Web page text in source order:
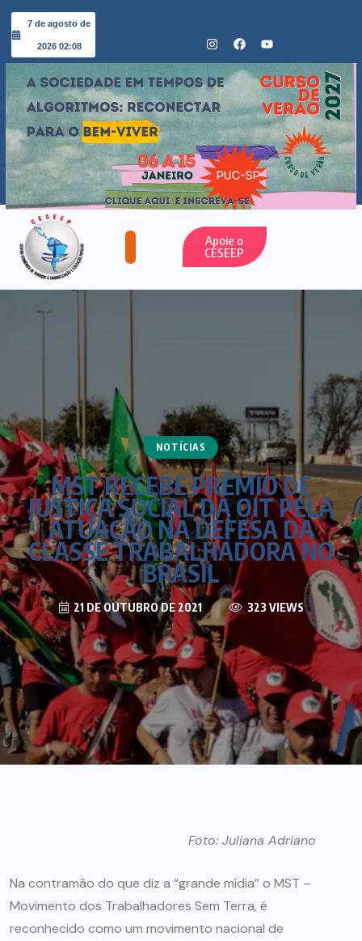
7 de agosto de
2026 02:08
Apoie o
CESEEP
NOTÍCIAS
MST RECEBE PRÊMIO DE
JUSTIÇA SOCIAL DA OIT PELA
ATUAÇÃO NA DEFESA DA
CLASSE TRABALHADORA NO
BRASIL
21 DE OUTUBRO DE 2021 323 VIEWS
Foto: Juliana Adriano
Na contramão do que diz a “grande mídia” o MST –
Movimento dos Trabalhadores Sem Terra, é
reconhecido como um movimento nacional de